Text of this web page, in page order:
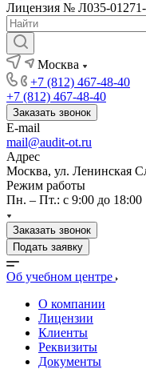
Лицензия № Л035-01271-
Москва
+7 (812) 467-48-40
+7 (812) 467-48-40
Заказать звонок
E-mail
mail@audit-ot.ru
Адрес
Москва, ул. Ленинская
Режим работы
Пн. – Пт.: с 9:00 до 18:00
Заказать звонок
Подать заявку
Об учебном центре
О компании
Лицензии
Клиенты
Реквизиты
Документы